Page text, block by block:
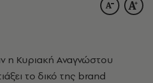
η Κυριακή Αναγνώστου
το δικό της brand